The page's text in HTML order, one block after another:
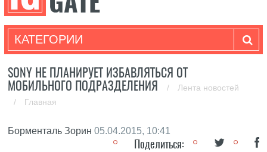
КАТЕГОРИИ
SONY НЕ ПЛАНИРУЕТ ИЗБАВЛЯТЬСЯ ОТ
МОБИЛЬНОГО ПОДРАЗДЕЛЕНИЯ
/
Лента новостей
/
Главная
Борменталь Зорин 05.04.2015, 10:41
Поделиться: